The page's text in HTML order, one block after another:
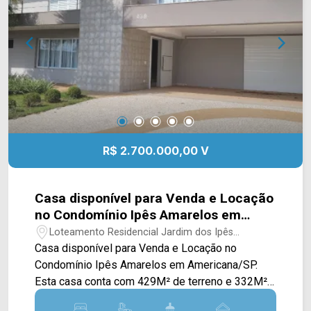
Esta região possui restaurantes, supermercados
e outros tipos de comércios. Entre em contato
com a equipe da Arbix Imóveis e agende a sua
visita!! WhatsApp e Telefone: (19) 3475-4546
ARBIX IMÓVEIS - Presente em cada mudança!
R$ 2.700.000,00 V
Casa disponível para Venda e Locação
no Condomínio Ipês Amarelos em
Americana/SP
Loteamento Residencial Jardim dos Ipês
Amarelos - Americana/SP
Casa disponível para Venda e Locação no
Condomínio Ipês Amarelos em Americana/SP.
Esta casa conta com 429M² de terreno e 332M²
de construção, sendo dispostos em uma ampla